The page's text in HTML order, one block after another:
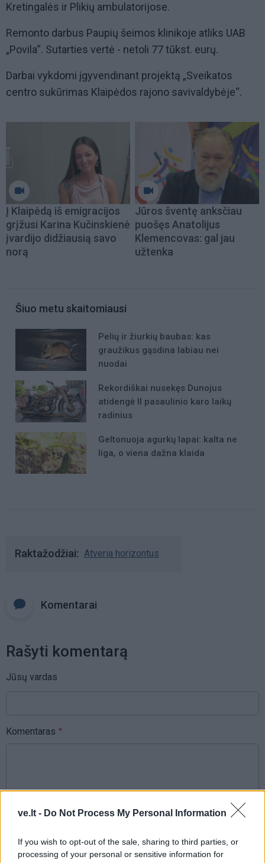
ve.lt - Do Not Process My Personal Information
If you wish to opt-out of the sale, sharing to third parties, or
processing of your personal or sensitive information for
Kretingalės ir Plikių ambulatorijose.
Remonto darbus Paupių šeimos klinikoje atliks UAB
„Povila“. Sutarties vertė - netoli 77 tūkst. eurų.
Darbai vykdomi įgyvendinant projektą „Sveikatos
centro sukūrimas Klaipėdos rajono savivaldybėje“.
Į Klaipėdą iš emigracijos
grįžusi Karina Kučinskienė
įvardijo didžiausią savo
norą
Jūros šventę anksčiau
puošęs Anatolijus
Klemencovas: gal jau
užtenka
Šiuo metu skaitomiausi
Pelių ir žiurkių baubas: kas
graužikus gąsdina labiau nei
nuodai
Rekordiškai nusekęs Dunojus
atidengė II pasaulinio karo laikų
radinius
Geltonuoja agurkų lapai: kalta ne
liga, o viena dažna klaida
Raktažodžiai Atveria horizontus
Komentarai
Rašyti komentarą
Jūsų vardas
Komentaras
This site is protected by